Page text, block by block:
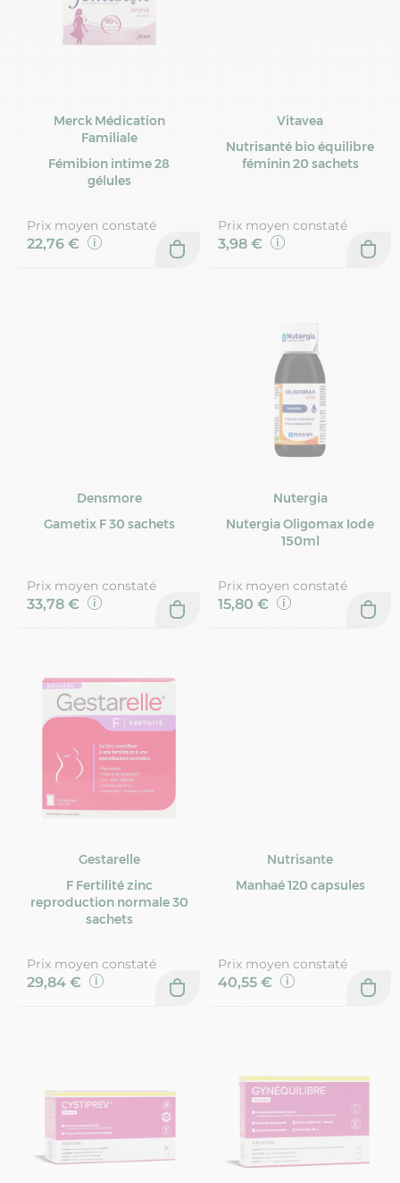
Merck Médication
Familiale
Fémibion intime 28
gélules
Prix moyen constaté
22,76 €
Vitavea
Nutrisanté bio équilibre
féminin 20 sachets
Prix moyen constaté
3,98 €
Densmore
Gametix F 30 sachets
Prix moyen constaté
33,78 €
Nutergia
Nutergia Oligomax Iode
150ml
Prix moyen constaté
15,80 €
Gestarelle
F Fertilité zinc
reproduction normale 30
sachets
Prix moyen constaté
29,84 €
Nutrisante
Manhaé 120 capsules
Prix moyen constaté
40,55 €